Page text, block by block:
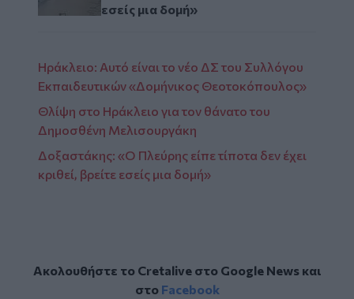
εσείς μια δομή»
Ηράκλειο: Αυτό είναι το νέο ΔΣ του Συλλόγου
Εκπαιδευτικών «Δομήνικος Θεοτοκόπουλος»
Θλίψη στο Ηράκλειο για τον θάνατο του
Δημοσθένη Μελισουργάκη
Δοξαστάκης: «Ο Πλεύρης είπε τίποτα δεν έχει
κριθεί, βρείτε εσείς μια δομή»
Ακολουθήστε το Cretalive στο Google Newsκαι
στο Facebook